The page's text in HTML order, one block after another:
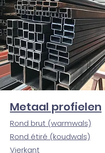
Metaal profielen
Rond brut (warmwals)
Rond étiré (koudwals)
Vierkant